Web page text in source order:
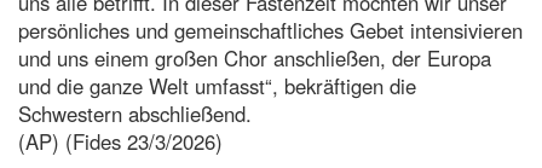
persönliches und gemeinschaftliches Gebet intensivieren
und uns einem großen Chor anschließen, der Europa
und die ganze Welt umfasst“, bekräftigen die
Schwestern abschließend.
(AP) (Fides 23/3/2026)